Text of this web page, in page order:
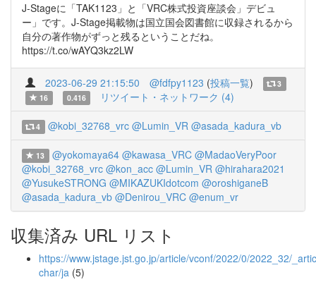
J-Stageに「TAK1123」と「VRC株式投資座談会」デビュ
ー」です。J-Stage掲載物は国立国会図書館に収録されるから
自分の著作物がずっと残るということだね。
https://t.co/wAYQ3kz2LW
2023-06-29 21:15:50 @fdfpy1123 (投稿一覧)
3
16
0.416 リツイート・ネットワーク (4)
4 @kobi_32768_vrc @Lumin_VR @asada_kadura_vb
13 @yokomaya64 @kawasa_VRC @MadaoVeryPoor
@kobi_32768_vrc @kon_acc @Lumin_VR @hirahara2021
@YusukeSTRONG @MIKAZUKIdotcom @oroshiganeB
@asada_kadura_vb @Denirou_VRC @enum_vr
収集済み URL リスト
https://www.jstage.jst.go.jp/article/vconf/2022/0/2022_32/
char/ja (5)